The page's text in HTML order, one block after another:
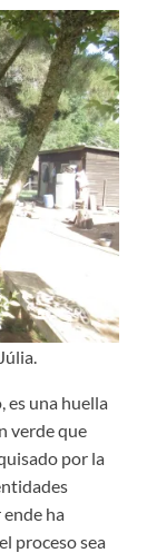
es una huella
verde que
por la
ha
proceso sea